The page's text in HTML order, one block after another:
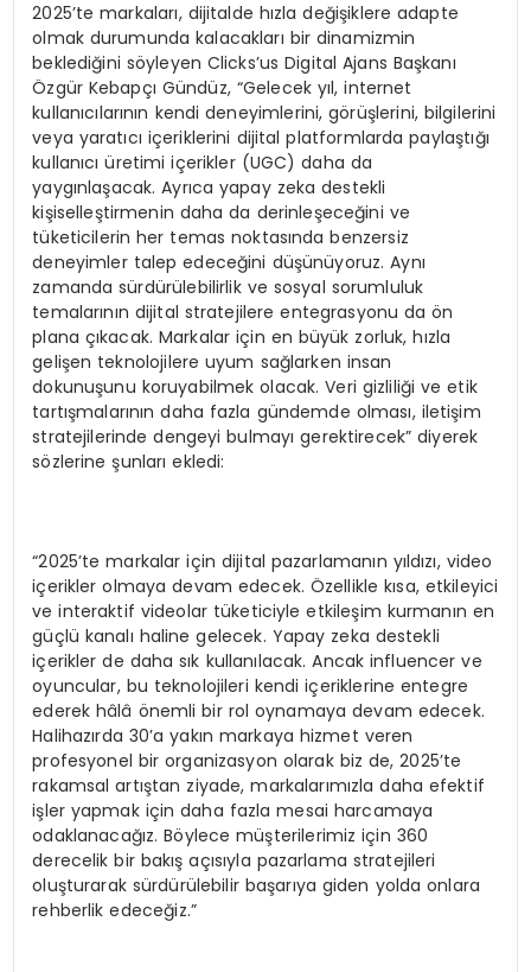
2025’te markaları, dijitalde hızla değişiklere adapte
olmak durumunda kalacakları bir dinamizmin
beklediğini söyleyen Clicks’us Digital Ajans Başkanı
Özgür Kebapçı Gündüz, “Gelecek yıl, internet
kullanıcılarının kendi deneyimlerini, görüşlerini, bilgilerini
veya yaratıcı içeriklerini dijital platformlarda paylaştığı
kullanıcı üretimi içerikler (UGC) daha da
yaygınlaşacak. Ayrıca yapay zeka destekli
kişiselleştirmenin daha da derinleşeceğini ve
tüketicilerin her temas noktasında benzersiz
deneyimler talep edeceğini düşünüyoruz. Aynı
zamanda sürdürülebilirlik ve sosyal sorumluluk
temalarının dijital stratejilere entegrasyonu da ön
plana çıkacak. Markalar için en büyük zorluk, hızla
gelişen teknolojilere uyum sağlarken insan
dokunuşunu koruyabilmek olacak. Veri gizliliği ve etik
tartışmalarının daha fazla gündemde olması, iletişim
stratejilerinde dengeyi bulmayı gerektirecek” diyerek
sözlerine şunları ekledi:
“2025’te markalar için dijital pazarlamanın yıldızı, video
içerikler olmaya devam edecek. Özellikle kısa, etkileyici
ve interaktif videolar tüketiciyle etkileşim kurmanın en
güçlü kanalı haline gelecek. Yapay zeka destekli
içerikler de daha sık kullanılacak. Ancak influencer ve
oyuncular, bu teknolojileri kendi içeriklerine entegre
ederek hâlâ önemli bir rol oynamaya devam edecek.
Halihazırda 30’a yakın markaya hizmet veren
profesyonel bir organizasyon olarak biz de, 2025’te
rakamsal artıştan ziyade, markalarımızla daha efektif
işler yapmak için daha fazla mesai harcamaya
odaklanacağız. Böylece müşterilerimiz için 360
derecelik bir bakış açısıyla pazarlama stratejileri
oluşturarak sürdürülebilir başarıya giden yolda onlara
rehberlik edeceğiz.”